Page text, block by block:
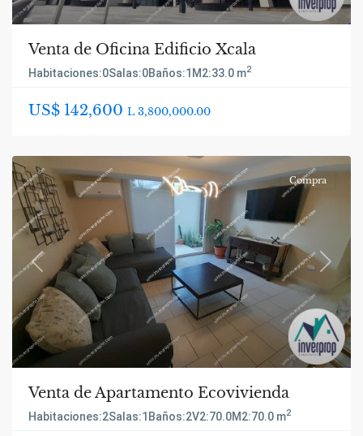
Venta de Oficina Edificio Xcala
Habitaciones:0Salas:0Baños:1M2:33.0 m2
US$ 142,600 L 3,800,000.00
Previous Next
Compra
Venta de Apartamento Ecovivienda
Habitaciones:2Salas:1 Baños:2V2:70.0M2:70.0 m2